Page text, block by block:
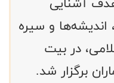
اندیشه‌ها و سیره
در بیت
برگزار شد.